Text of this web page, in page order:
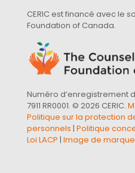
CERIC est financé avec le
Foundation of Canada.
Numéro d’enregistrement
7911 RR0001. © 2026 CERIC.
Politique sur la protection
personnels | Politique
Loi LACP | Image de marque